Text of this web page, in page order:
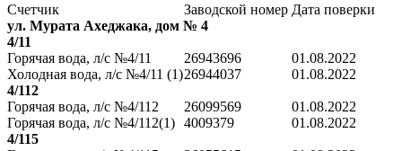
Счетчик Заводской номер Дата поверки
ул. Мурата Ахеджака, дом № 4
4/11
Горячая вода, л/с №4/11
26943696
01.08.2022
Холодная вода, л/с №4/11 (1)26944037
01.08.2022
4/112
Горячая вода, л/с №4/112
26099569
01.08.2022
Горячая вода, л/с №4/112(1) 4009379
01.08.2022
4/115